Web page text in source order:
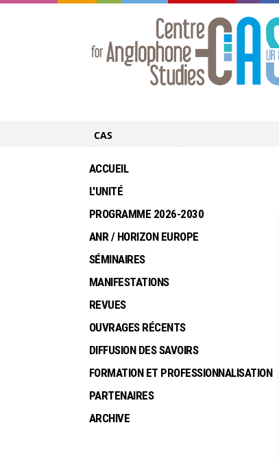
CAS
ACCUEIL
L'UNITÉ
PROGRAMME 2026-2030
ANR / HORIZON EUROPE
SÉMINAIRES
MANIFESTATIONS
REVUES
OUVRAGES RÉCENTS
DIFFUSION DES SAVOIRS
FORMATION ET PROFESSIONNALISATION
PARTENAIRES
ARCHIVE